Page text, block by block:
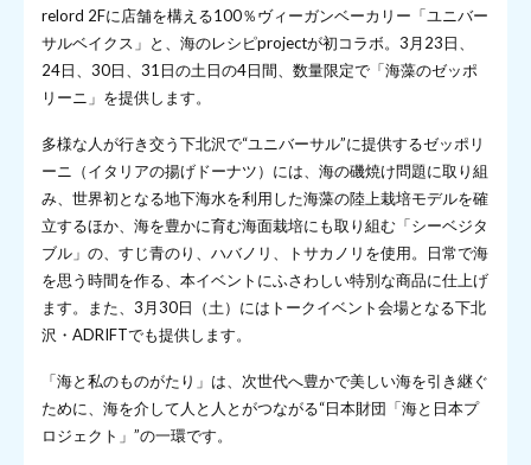
relord 2Fに店舗を構える100％ヴィーガンベーカリー「ユニバー
サルベイクス」と、海のレシピprojectが初コラボ。3月23日、
24日、30日、31日の土日の4日間、数量限定で「海藻のゼッポ
リーニ」を提供します。
多様な人が行き交う下北沢で“ユニバーサル”に提供するゼッポリ
ーニ（イタリアの揚げドーナツ）には、海の磯焼け問題に取り組
み、世界初となる地下海水を利用した海藻の陸上栽培モデルを確
立するほか、海を豊かに育む海面栽培にも取り組む「シーベジタ
ブル」の、すじ青のり、ハバノリ、トサカノリを使用。日常で海
を思う時間を作る、本イベントにふさわしい特別な商品に仕上げ
ます。また、3月30日（土）にはトークイベント会場となる下北
沢・ADRIFTでも提供します。
「海と私のものがたり」は、次世代へ豊かで美しい海を引き継ぐ
ために、海を介して人と人とがつながる“日本財団「海と日本プ
ロジェクト」”の一環です。